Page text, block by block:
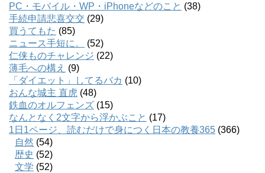
PC・モバイル・WP・iPhoneなどのこと (38)
手続申請悲喜交交 (29)
買うてもた (85)
ニュース手短に。
(52)
仁侠ものチャレンジ (22)
薄毛への構え (9)
「ダイエット」してるバカ (10)
おんな城主 直虎 (48)
鉄血のオルフェンズ (15)
なんとなく2文字から浮かぶこと (17)
1日1ページ、読むだけで身につく日本の教養365 (366)
自然 (54)
歴史 (52)
文学 (52)